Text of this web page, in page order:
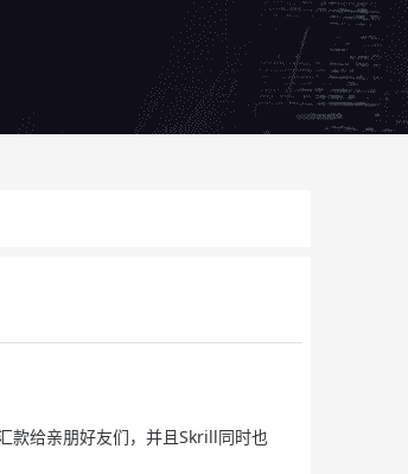
款给亲朋好友们，并且Skrill同时也